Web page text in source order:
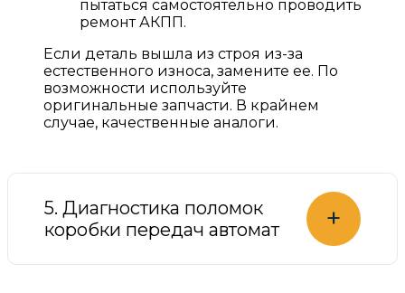
пытаться самостоятельно проводить
ремонт АКПП.
Если деталь вышла из строя из-за
естественного износа, замените ее. По
возможности используйте
оригинальные запчасти. В крайнем
случае, качественные аналоги.
5. Диагностика поломок
коробки передач автомат
+